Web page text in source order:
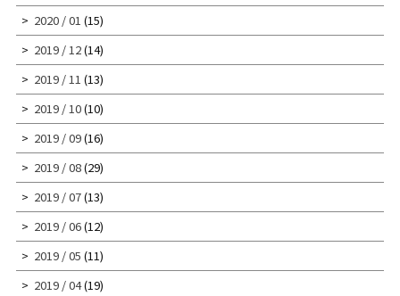
2020 / 01 (15)
2019 / 12(14)
2019 / 11 (13)
2019 / 10(10)
2019 / 09(16)
2019 / 08(29)
2019 / 07(13)
2019 / 06(12)
2019 / 05 (11)
2019 / 04(19)